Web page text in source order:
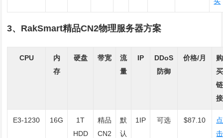
3、RakSmart精品CN2物理服务器方案
CPU
内
存
硬盘 带宽
流
量
IP
DDoS
防御
价格/月
购
买
链
接
E3-1230 16G
1T
HDD
精品
CN2
默
认
1IP 可选 $87.10
点
击